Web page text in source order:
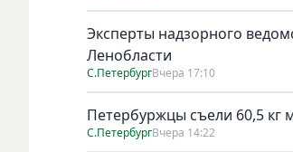
Эксперты надзорного
Ленобласти
С.ПетербургВчера 17:10
Петербуржцы съели 60,5 кг
С.ПетербургВчера 14:22